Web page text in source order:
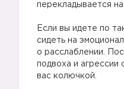
перекладывается
Если вы идете по
сидеть на
о расслаблении.
подвоха и агрессии
вас колючкой.